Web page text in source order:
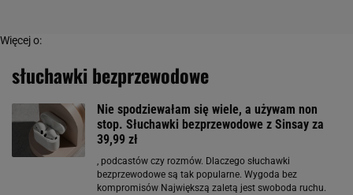
Więcej o:
słuchawki bezprzewodowe
Nie spodziewałam się wiele, a używam non
stop. Słuchawki bezprzewodowe z Sinsay za
39,99 zł
, podcastów czy rozmów. Dlaczego słuchawki
bezprzewodowe są tak popularne. Wygoda bez
kompromisów Największą zaletą jest swoboda ruchu.